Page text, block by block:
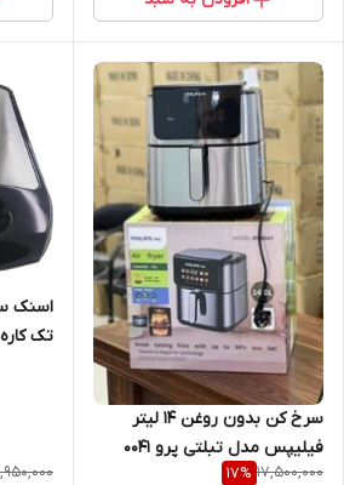
سرخ کن بدون روغن 14 لیتر
فیلیپس مدل تبلتی پرو 0041
17,500,000
17%
تک کاره ۴ خانه ساندویچ